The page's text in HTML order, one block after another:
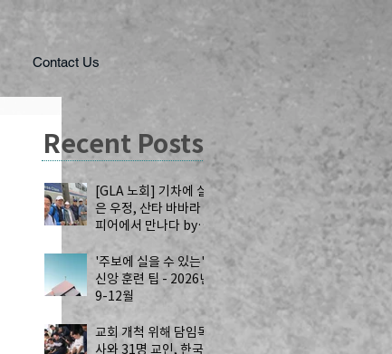
Contact Us
Recent Posts
[GLA 노회] 기차에 실
은 우정, 산타 바바라
피어에서 만나다 by
'주보에 실을 수 있는'
신앙 훈련 팁 - 2026년
9-12월
교회 개척 위해 담임목
사와 31명 교인, 한국